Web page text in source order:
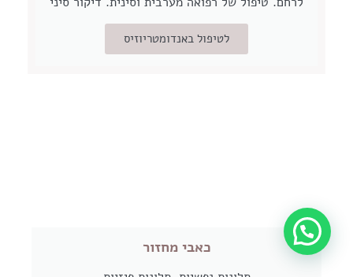
לטיפול באנדומטריוזיס
כאבי מחזור